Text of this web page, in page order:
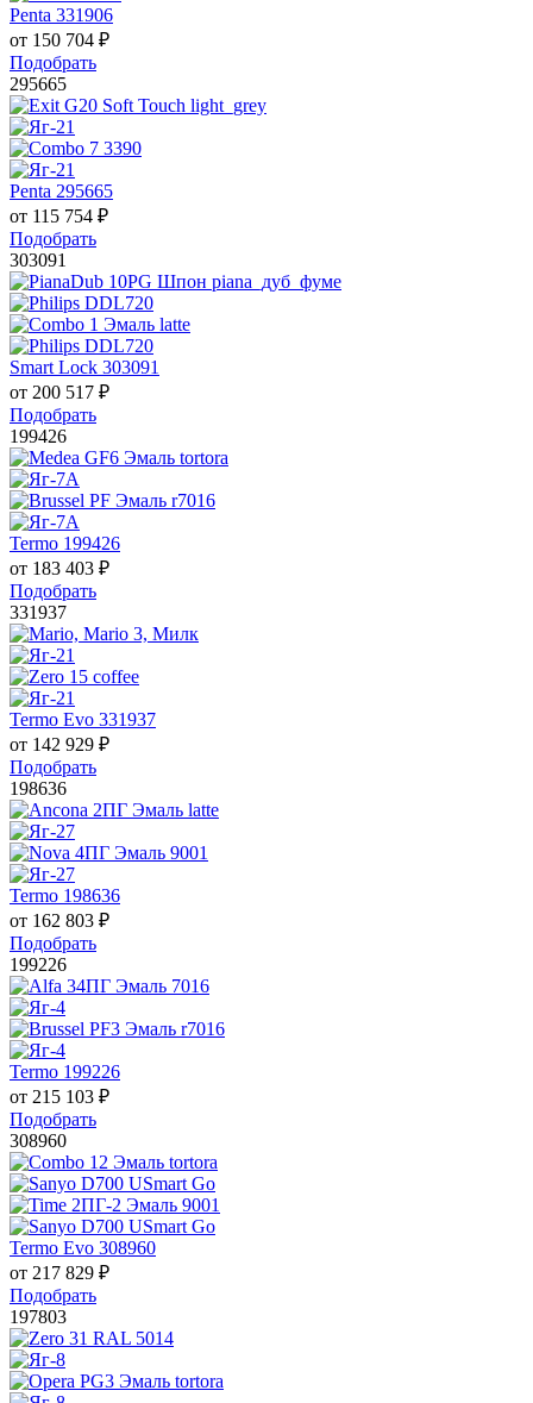
Penta 331906
от 150 704 ₽
Подобрать
295665
Penta 295665
от 115 754 ₽
Подобрать
303091
Smart Lock 303091
от 200 517 ₽
Подобрать
199426
Termo 199426
от 183 403 ₽
Подобрать
331937
Termo Evo 331937
от 142 929 ₽
Подобрать
198636
Termo 198636
от 162 803 ₽
Подобрать
199226
Termo 199226
от 215 103 ₽
Подобрать
308960
Termo Evo 308960
от 217 829 ₽
Подобрать
197803